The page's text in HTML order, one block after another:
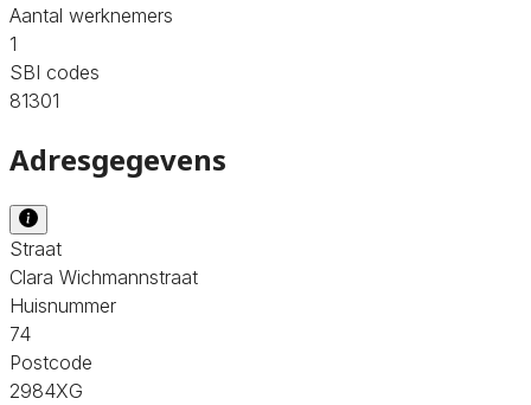
Aantal werknemers
1
SBI codes
81301
Adresgegevens
Straat
Clara Wichmannstraat
Huisnummer
74
Postcode
2984XG